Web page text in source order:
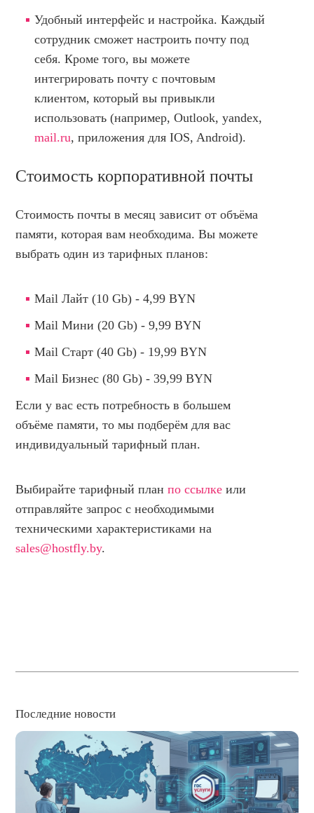
Удобный интерфейс и настройка. Каждый
сотрудник сможет настроить почту под
себя. Кроме того, вы можете
интегрировать почту с почтовым
клиентом, который вы привыкли
использовать (например, Outlook, yandex,
mail.ru, приложения для IOS, Android).
Стоимость корпоративной почты
Стоимость почты в месяц зависит от объёма
памяти, которая вам необходима. Вы можете
выбрать один из тарифных планов:
Mail Лайт (10 Gb) - 4,99 BYN
Mail Мини (20 Gb) - 9,99 BYN
Mail Старт (40 Gb) - 19,99 BYN
Mail Бизнес (80 Gb) - 39,99 BYN
Если у вас есть потребность в большем
объёме памяти, то мы подберём для вас
индивидуальный тарифный план.
Выбирайте тарифный планпо ссылке или
отправляйте запрос с необходимыми
техническими характеристиками на
sales@hostfly.by.
Последние новости